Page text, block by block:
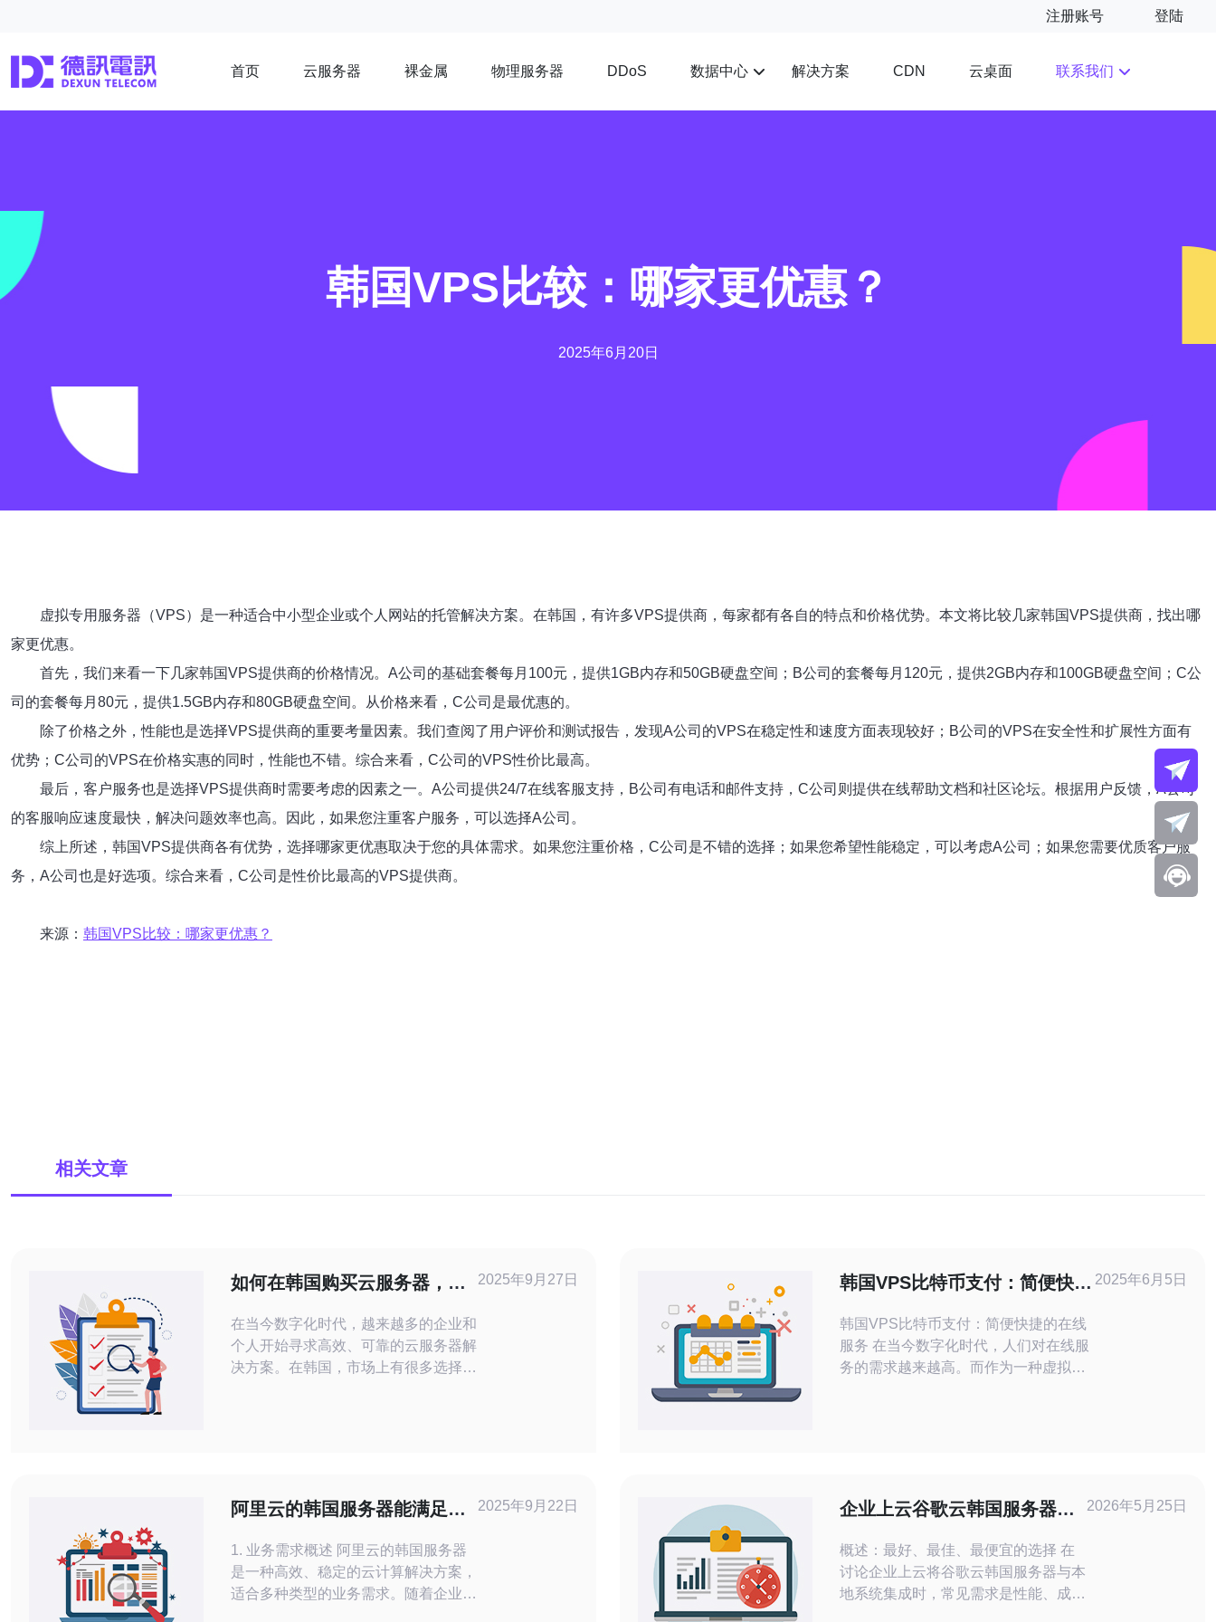
注册账号 登陆
首页 云服务器 裸金属 物理服务器 DDoS 数据中心 解决方案 CDN 云桌面 联系我们
韩国VPS比较：哪家更优惠？
2025年6月20日
虚拟专用服务器（VPS）是一种适合中小型企业或个人网站的托管解决方案。在韩国，有许多VPS提供商，每家都有各自的特点和价格优势。本文将比较几家韩国VPS提供商，找出哪
家更优惠。
首先，我们来看一下几家韩国VPS提供商的价格情况。A公司的基础套餐每月100元，提供1GB内存和50GB硬盘空间；B公司的套餐每月120元，提供2GB内存和100GB硬盘空间；C公
司的套餐每月80元，提供1.5GB内存和80GB硬盘空间。从价格来看，C公司是最优惠的。
除了价格之外，性能也是选择VPS提供商的重要考量因素。我们查阅了用户评价和测试报告，发现A公司的VPS在稳定性和速度方面表现较好；B公司的VPS在安全性和扩展性方面有
优势；C公司的VPS在价格实惠的同时，性能也不错。综合来看，C公司的VPS性价比最高。
最后，客户服务也是选择VPS提供商时需要考虑的因素之一。A公司提供24/7在线客服支持，B公司有电话和邮件支持，C公司则提供在线帮助文档和社区论坛。根据用户反馈，A公司
的客服响应速度最快，解决问题效率也高。因此，如果您注重客户服务，可以选择A公司。
综上所述，韩国VPS提供商各有优势，选择哪家更优惠取决于您的具体需求。如果您注重价格，C公司是不错的选择；如果您希望性能稳定，可以考虑A公司；如果您需要优质客户服
务，A公司也是好选项。综合来看，C公司是性价比最高的VPS提供商。
来源： 韩国VPS比较：哪家更优惠？
相关文章
如何在韩国购买云服务器，推
在当今数字化时代，越来越多的企业和
个人开始寻求高效、可靠的云服务器解
决方案。在韩国，市场上有很多选择，
器的关键因素 在选择云服务器时，有
几个关键因素需要考虑。首先是性能，
2025年9月27日
韩国VPS比特币支付：简便快捷
韩国VPS比特币支付：简便快捷的在线
服务 在当今数字化时代，人们对在线服
务的需求越来越高。而作为一种虚拟货
空间。用户可以在这个虚拟环境中运行
自己的操作系
2025年6月5日
阿里云的韩国服务器能满足哪
1. 业务需求概述 阿里云的韩国服务器
是一种高效、稳定的云计算解决方案，
适合多种类型的业务需求。随着企业数
2025年9月22日
企业上云谷歌云韩国服务器与
概述：最好、最佳、最便宜的选择 在
讨论企业上云将谷歌云韩国服务器与本
地系统集成时，常见需求是性能、成本
2026年5月25日